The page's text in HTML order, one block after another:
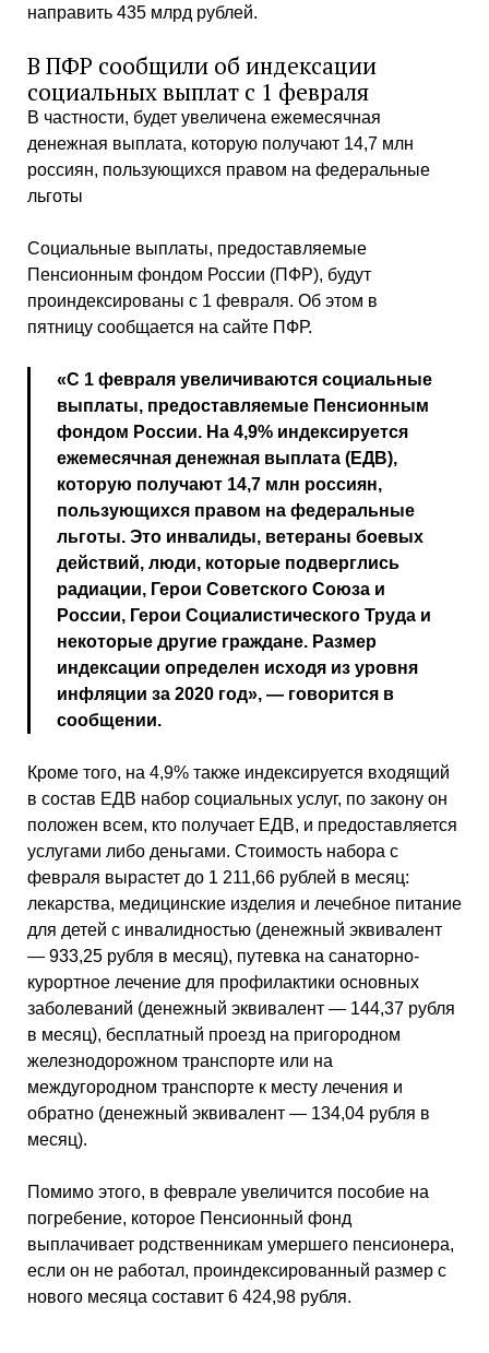
направить 435 млрд рублей.
В ПФР сообщили об индексации
социальных выплат с 1 февраля
В частности, будет увеличена ежемесячная
денежная выплата, которую получают 14,7 млн
россиян, пользующихся правом на федеральные
льготы
Социальные выплаты, предоставляемые
Пенсионным фондом России (ПФР), будут
проиндексированы с 1 февраля. Об этом в
пятницу сообщается на сайте ПФР.
«С 1 февраля увеличиваются социальные
выплаты, предоставляемые Пенсионным
фондом России. На 4,9% индексируется
ежемесячная денежная выплата (ЕДВ),
которую получают 14,7 млн россиян,
пользующихся правом на федеральные
льготы. Это инвалиды, ветераны боевых
действий, люди, которые подверглись
радиации, Герои Советского Союза и
России, Герои Социалистического Труда и
некоторые другие граждане. Размер
индексации определен исходя из уровня
инфляции за 2020 год», — говорится в
сообщении.
Кроме того, на 4,9% также индексируется входящий
в состав ЕДВ набор социальных услуг, по закону он
положен всем, кто получает ЕДВ, и предоставляется
услугами либо деньгами. Стоимость набора с
февраля вырастет до 1 211,66 рублей в месяц:
лекарства, медицинские изделия и лечебное питание
для детей с инвалидностью (денежный эквивалент
— 933,25 рубля в месяц), путевка на санаторно-
курортное лечение для профилактики основных
заболеваний (денежный эквивалент — 144,37 рубля
в месяц), бесплатный проезд на пригородном
железнодорожном транспорте или на
междугородном транспорте к месту лечения и
обратно (денежный эквивалент — 134,04 рубля в
месяц).
Помимо этого, в феврале увеличится пособие на
погребение, которое Пенсионный фонд
выплачивает родственникам умершего пенсионера,
если он не работал, проиндексированный размер с
нового месяца составит 6 424,98 рубля.